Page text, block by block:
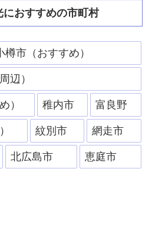
におすすめの市町村
樽市（おすすめ）
辺）
） 稚内市 富良野
紋別市 網走市
北広島市 恵庭市